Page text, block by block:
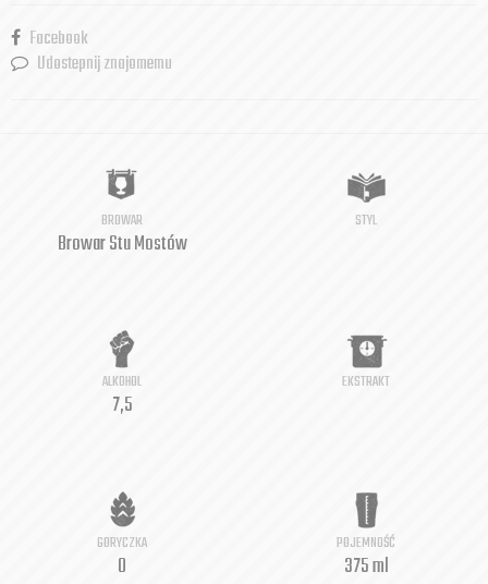
Facebook
Udostepnij znajomemu
BROWAR
Browar Stu Mostów
STYL
ALKOHOL
7,5
EKSTRAKT
GORYCZKA
0
POJEMNOŚĆ
375 ml